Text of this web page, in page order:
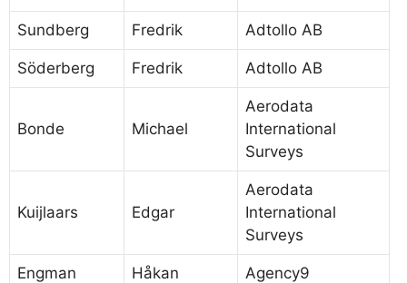
Sundberg Fredrik Adtollo AB
Söderberg Fredrik Adtollo AB
Bonde Michael
Aerodata
International
Surveys
Kuijlaars Edgar
Aerodata
International
Surveys
Engman Håkan Agency9